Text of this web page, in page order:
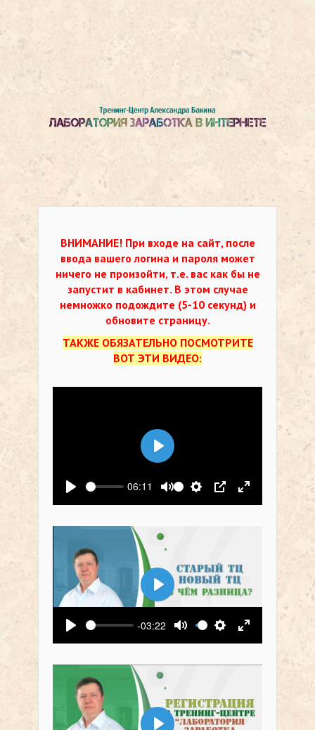
ВНИМАНИЕ! При входе на сайт, после
ввода вашего логина и пароля может
ничего не произойти, т.е. вас как бы не
запустит в кабинет. В этом случае
немножко подождите (5-10 секунд) и
обновите страницу.
ТАКЖЕ ОБЯЗАТЕЛЬНО ПОСМОТРИТЕ
ВОТ ЭТИ ВИДЕО:
Воспроизвести
06:11
Выключить звук
Настройки
PIP На весь
Воспроизвести
Воспроизвести
-03:22
Выключить звук
Настройки
На весь
Воспроизвести